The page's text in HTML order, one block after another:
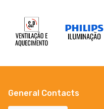
General Contacts